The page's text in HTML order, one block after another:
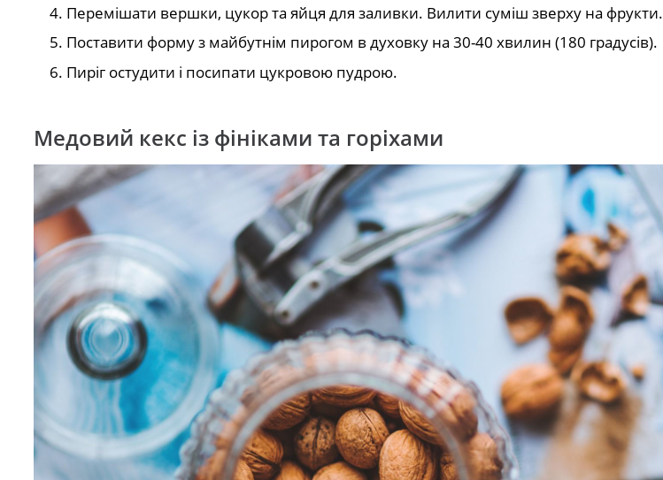
Перемішати вершки, цукор та яйця для заливки. Вилити суміш зверху на фрукти.
Поставити форму з майбутнім пирогом в духовку на 30-40 хвилин (180 градусів).
Пиріг остудити і посипати цукровою пудрою.
Медовий кекс із фініками та горіхами